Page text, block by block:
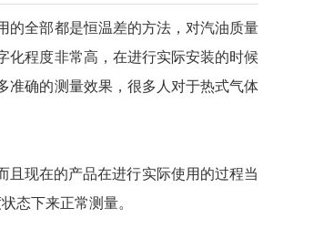
全部都是恒温差的方法，对汽油质量
程度非常高，在进行实际安装的时候
准确的测量效果，很多人对于热式气体
而且现在的产品在进行实际使用的过程当
来正常测量。